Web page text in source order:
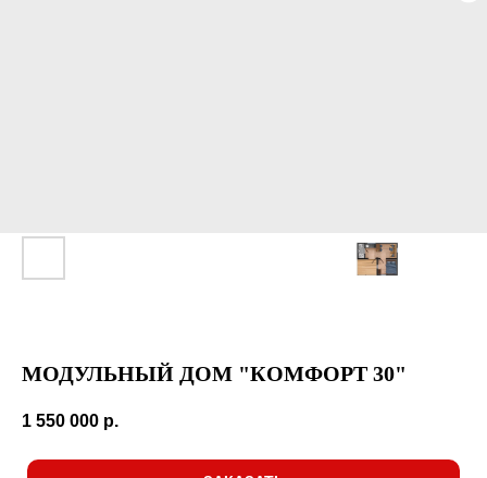
МОДУЛЬНЫЙ ДОМ "КОМФОРТ 30"
1 550 000 р.